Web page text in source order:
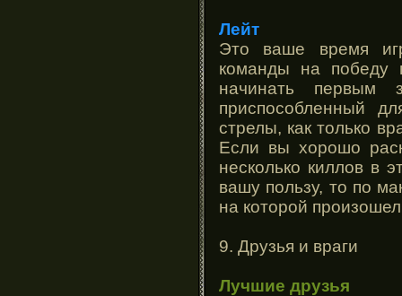
Лейт
Это ваше время
команды на победу
начинать первым
приспособленный
стрелы, как только
Если вы хорошо
несколько киллов в
вашу пользу, то по
на которой
9. Друзья и враги
Лучшие друзья